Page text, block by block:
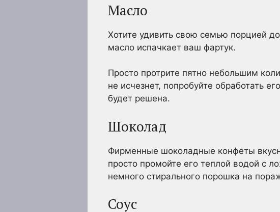
Масло
Хотите удивить свою семью порцией
масло испачкает ваш фартук.
Просто протрите пятно небольшим
не исчезнет, попробуйте обработать
будет решена.
Шоколад
Фирменные шоколадные конфеты
просто промойте его теплой водой с
немного стирального порошка на
Соус